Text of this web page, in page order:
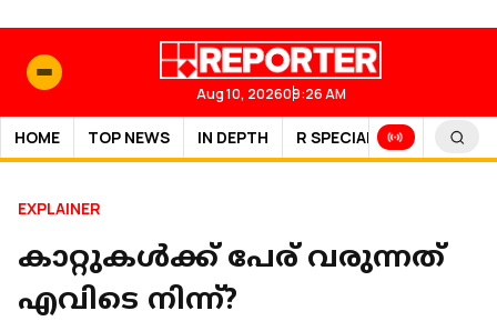
Aug 10, 202609:26 AM
HOME TOP NEWS IN DEPTH R SPECIAL SPORTS
EXPLAINER
കാറ്റുകൾക്ക് പേര് വരുന്നത്
എവിടെ നിന്ന്?